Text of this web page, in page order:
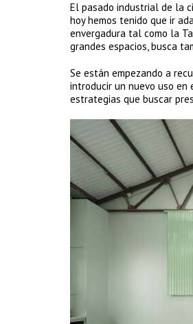
El pasado industrial de la
hoy hemos tenido que ir
envergadura tal como la
grandes espacios, busca
Se están empezando a
introducir un nuevo uso en
estrategias que buscar